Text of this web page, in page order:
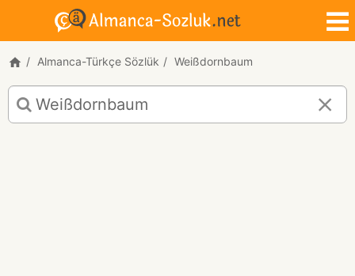
Almanca-Türkçe Sözlük Weißdornbaum
Weißdornbaum
için
Almanca-